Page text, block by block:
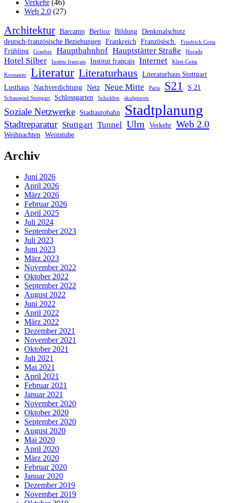
Verkehr(46)
Web 2.0 (27)
Architektur Barcamp Berlioz Bildung Denkmalschutz
deutsch-französische Beziehungen
Frankreich Französisch. Friedrich Cotta
Frühling Graeber Hauptbahnhof Hauptstätter Straße Horads
Hotel Silber Institu français Institut français Internet Klett-Cotta
Kronauer Literatur Literaturhaus
Literaturhaus Stuttgart
Lusthaus Nachverdichtung Netz Neue Mitte Paris S21 S 21
Schauspiel Stuttgart Schlossgarten Schulden skulpturen
Soziale Netzwerke Stadtautobahn Stadtplanung
Stadtreparatur Stuttgart Tunnel Ulm Verkehr Web 2.0
Weihnachten Weinstube
Archiv
Juni 2026
April 2026
März 2026
Februar 2026
April 2025
Juli 2024
September 2023
Juli 2023
Juni 2023
März 2023
November 2022
Oktober 2022
September 2022
August 2022
Juni 2022
April 2022
März 2022
Dezember 2021
November 2021
Oktober 2021
Juli 2021
Mai 2021
April 2021
Februar 2021
Januar 2021
November 2020
Oktober 2020
September 2020
August 2020
Mai 2020
April 2020
März 2020
Februar 2020
Januar 2020
Dezember 2019
November 2019